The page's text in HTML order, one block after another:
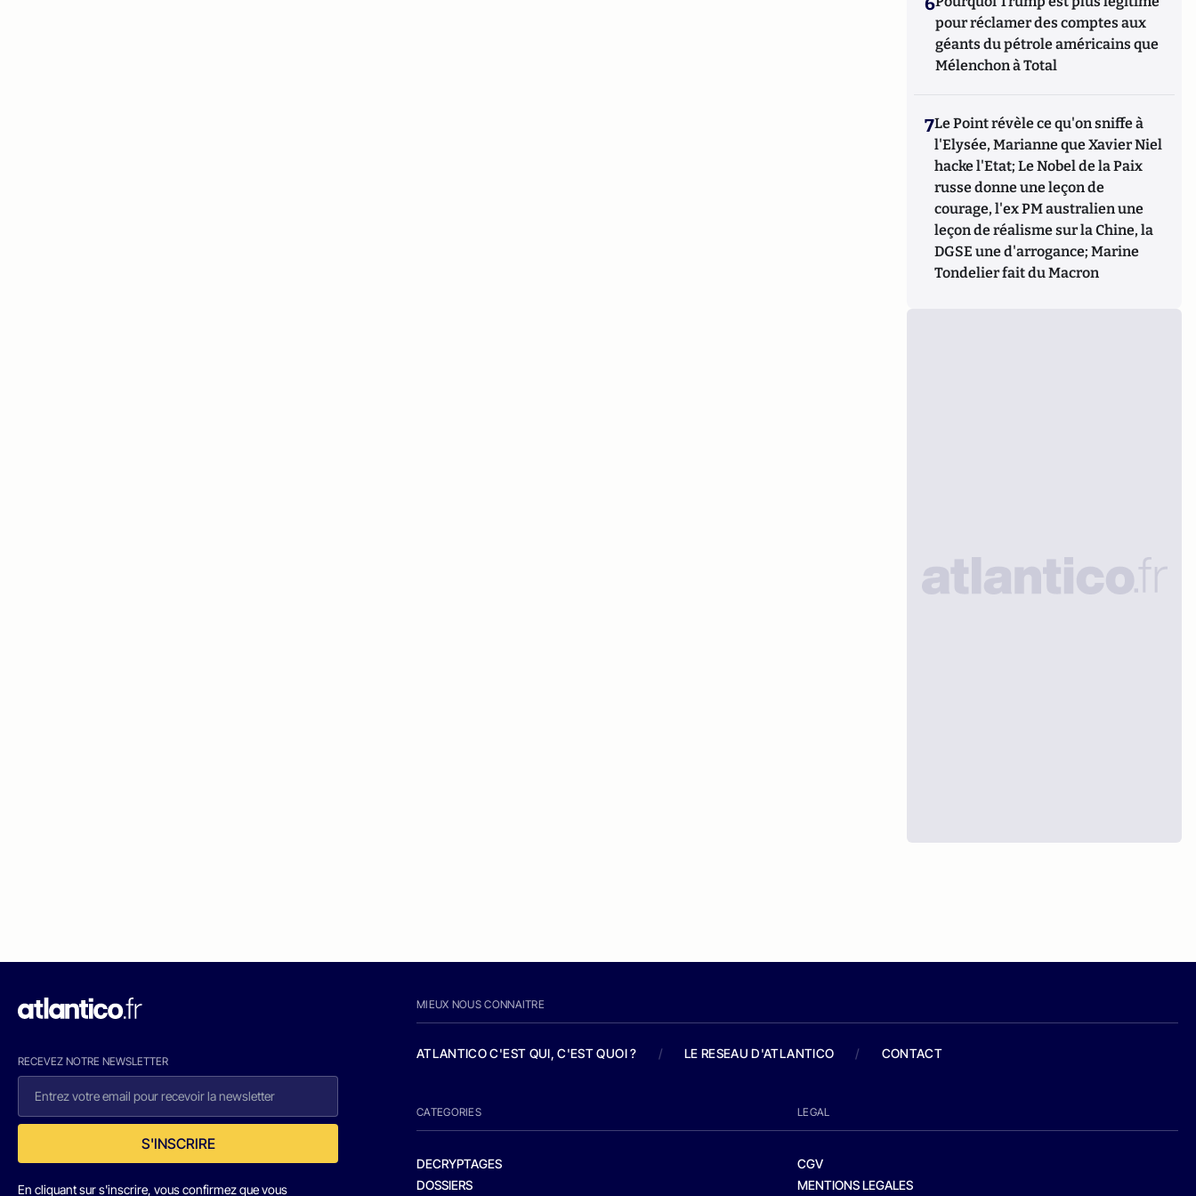
pour réclamer des comptes aux
géants du pétrole américains que
Mélenchon à Total
7Le Point révèle ce qu'on sniffe à
l'Elysée, Marianne que Xavier Niel
hacke l'Etat; Le Nobel de la Paix
russe donne une leçon de
courage, l'ex PM australien une
leçon de réalisme sur la Chine, la
DGSE une d'arrogance; Marine
Tondelier fait du Macron
RECEVEZ NOTRE NEWSLETTER
S'INSCRIRE
En cliquant sur s'inscrire, vous confirmez que vous
MIEUX NOUS CONNAITRE
ATLANTICO C'EST QUI, C'EST QUOI ? / LE RESEAU D'ATLANTICO / CONTACT
CATEGORIES
DECRYPTAGES
DOSSIERS
LEGAL
CGV
MENTIONS LEGALES